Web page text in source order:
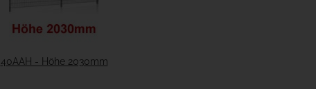
40AAH - Höhe 2030mm